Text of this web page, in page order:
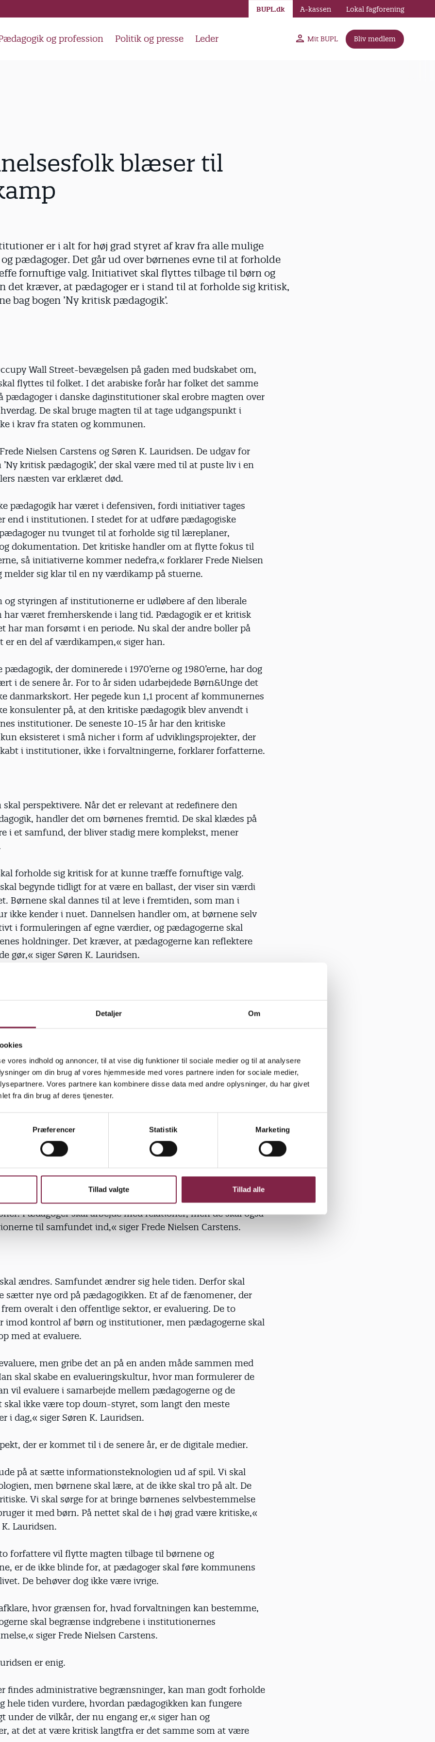
Detaljer Om
vores indhold og annoncer, til at vise dig funktioner til sociale medier og til at analysere
om din brug af vores hjemmeside med vores partnere inden for sociale medier,
Vores partnere kan kombinere disse data med andre oplysninger, du har givet
fra din brug af deres tjenester.
Præferencer Statistik Marketing
Tillad valgte Tillad alle
og profession Politik og presse Leder Mit BUPL Bliv medlem
BUPL.dk A-kassen Lokal fagforening
blæser til
er i alt for høj grad styret af krav fra alle mulige
pædagoger. Det går ud over børnenes evne til at forholde
fornuftige valg. Initiativet skal flyttes tilbage til børn og
det kræver, at pædagoger er i stand til at forholde sig kritisk,
bag bogen ’Ny kritisk pædagogik’.
Wall Street-bevægelsen på gaden med budskabet om,
flyttes til folket. I det arabiske forår har folket det samme
pædagoger i danske daginstitutioner skal erobre magten over
De skal bruge magten til at tage udgangspunkt i
i krav fra staten og kommunen.
Nielsen Carstens og Søren K. Lauridsen. De udgav for
’Ny kritisk pædagogik’, der skal være med til at puste liv i en
næsten var er­klæret død.
pædagogik har været i defensiven, fordi initiativer tages
end i institutionen. I stedet for at udføre pædagogiske
nu tvunget til at forholde sig til læreplaner,
dokumentation. Det kritiske handler om at flytte fokus til
så initiativerne kommer nedefra,« forklarer Frede Nielsen
melder sig klar til en ny værdikamp på stuerne.
og styringen af institutionerne er udløbere af den liberale
har været fremherskende i lang tid. Pædagogik er et kritisk
har man forsømt i en periode. Nu skal der andre boller på
er en del af værdikampen,« siger han.
pædagogik, der dominerede i 1970’erne og 1980’erne, har dog
i de senere år. For to år siden udarbejdede Børn&Unge det
danmarkskort. Her pegede kun 1,1 procent af kommunernes
konsulenter på, at den kritiske pædagogik blev anvendt i
institutioner. De seneste 10-15 år har den kritiske
eksisteret i små nicher i form af udviklingsprojekter, der
i institutioner, ikke i forvaltningerne, forklarer forfatterne.
skal perspektivere. Når det er relevant at redefinere den
handler det om børnenes fremtid. De skal klædes på
i et samfund, der bliver stadig mere komplekst, mener
forholde sig kritisk for at kunne træffe fornuftige valg.
begynde tidligt for at være en ballast, der viser sin værdi
Børnene skal dannes til at leve i fremtiden, som man i
ikke kender i nuet. Dannelsen handler om, at børnene selv
i formuleringen af egne værdier, og pædagogerne skal
holdninger. Det kræver, at pæda­gogerne kan reflektere
gør,« siger Søren K. Lauridsen.
skal hele tiden indtænke samfundsforståelse. Det skal
skal ikke holde lange morali­serende foredrag. I stedet skal
aktiviteten med børnene.
han.
gælder også i arbejdet med relationer.
kan ofte snævre sig ind, så det kun er noget,
de enkelte personer. Det handler som regel kun om de
Pædagoger skal arbejde med relationer, men de skal også
til samfundet ind,« siger Frede Nielsen Carstens.
ændres. Samfundet ændrer sig hele tiden. Derfor skal
sætter nye ord på pædagogikken. Et af de fænomener, der
overalt i den offentlige sektor, er evaluering. De to
imod kontrol af børn og institutioner, men pædagogerne skal
med at evaluere.
men gribe det an på en anden måde sammen med
skal skabe en evalueringskultur, hvor man formulerer de
vil evaluere i samarbejde mellem pædagogerne og de
skal ikke være top down-styret, som langt den meste
i dag,« siger Søren K. Lauridsen.
der er kommet til i de senere år, er de digitale medier.
på at sætte informations­teknologien ud af spil. Vi skal
men børnene skal lære, at de ikke skal tro på alt. De
Vi skal sørge for at bringe børnenes selvbestemmelse
it med børn. På nettet skal de i høj grad være kritiske,«
Lauridsen.
forfattere vil flytte magten tilbage til børnene og
er de ikke blinde for, at pædagoger skal føre kommunens
De behøver dog ikke være ivrige.
hvor grænsen for, hvad forvaltningen kan bestemme,
skal begrænse indgrebene i institutionernes
siger Frede Nielsen Carstens.
er enig.
findes administrative begrænsninger, kan man godt forholde
hele tiden vurdere, hvordan pædagogikken kan fungere
under de vilkår, der nu engang er,« siger han og
at det at være kritisk langtfra er det samme som at være